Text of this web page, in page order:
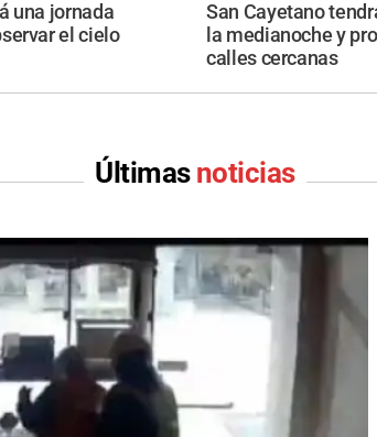
una jornada
el cielo
San Cayetano
la medianoche y
calles cercanas
Últimas noticias